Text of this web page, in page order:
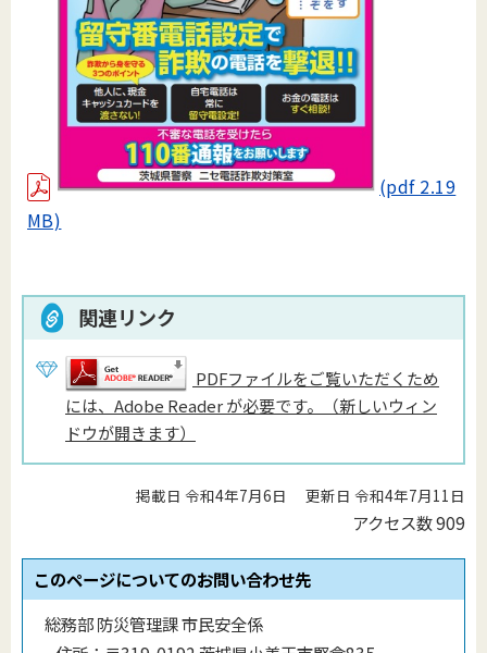
(pdf 2.19
MB)
関連リンク
PDFファイルをご覧いただくため
には、Adobe Reader が必要です。（新しいウィン
ドウが開きます）
掲載日 令和4年7月6日 更新日 令和4年7月11日
アクセス数909
このページについてのお問い合わせ先
総務部 防災管理課 市民安全係